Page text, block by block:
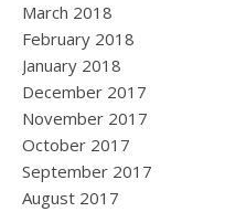
March 2018
February 2018
January 2018
December 2017
November 2017
October 2017
September 2017
August 2017